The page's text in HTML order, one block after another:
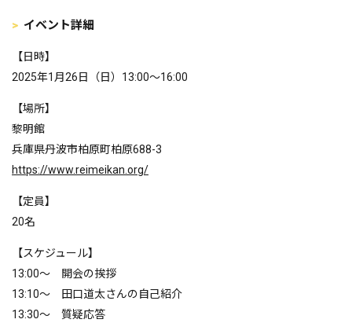
イベント詳細
【日時】
2025年1月26日（日）13:00～16:00
【場所】
黎明館
兵庫県丹波市柏原町柏原688-3
https://www.reimeikan.org/
【定員】
20名
【スケジュール】
13:00～ 開会の挨拶
13:10～ 田口道太さんの自己紹介
13:30～ 質疑応答